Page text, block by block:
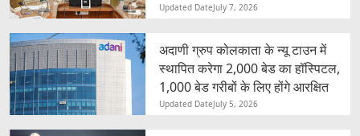
Updated DateJuly 7, 2026
अदाणी ग्रुप कोलकाता के न्यू टाउन में
स्थापित करेगा 2,000 बेड का हॉस्पिटल,
1,000 बेड गरीबों के लिए होंगे आरक्षित
Updated DateJuly 5, 2026